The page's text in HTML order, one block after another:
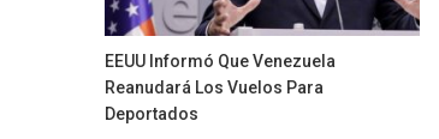
EEUU Informó Que Venezuela
Reanudará Los Vuelos Para
Deportados